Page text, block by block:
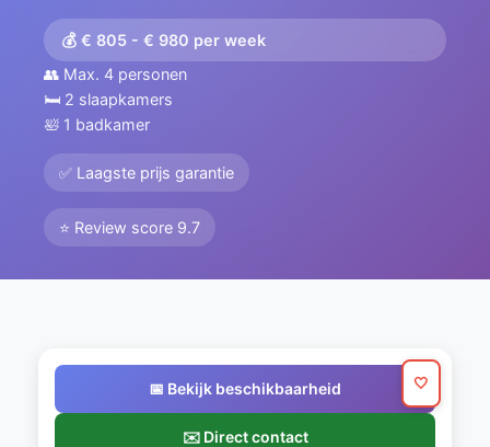
💰 € 805 - € 980 per week
👥 Max. 4 personen
🛏️ 2 slaapkamers
🛀 1 badkamer
✅ Laagste prijs garantie
⭐ Review score 9.7
📅 Bekijk beschikbaarheid
✉️ Direct contact
🤍